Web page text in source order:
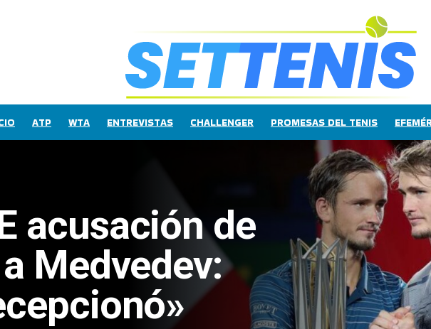
ATP WTA ENTREVISTAS CHALLENGER PROMESAS DEL TENIS
acusación de
Medvedev: